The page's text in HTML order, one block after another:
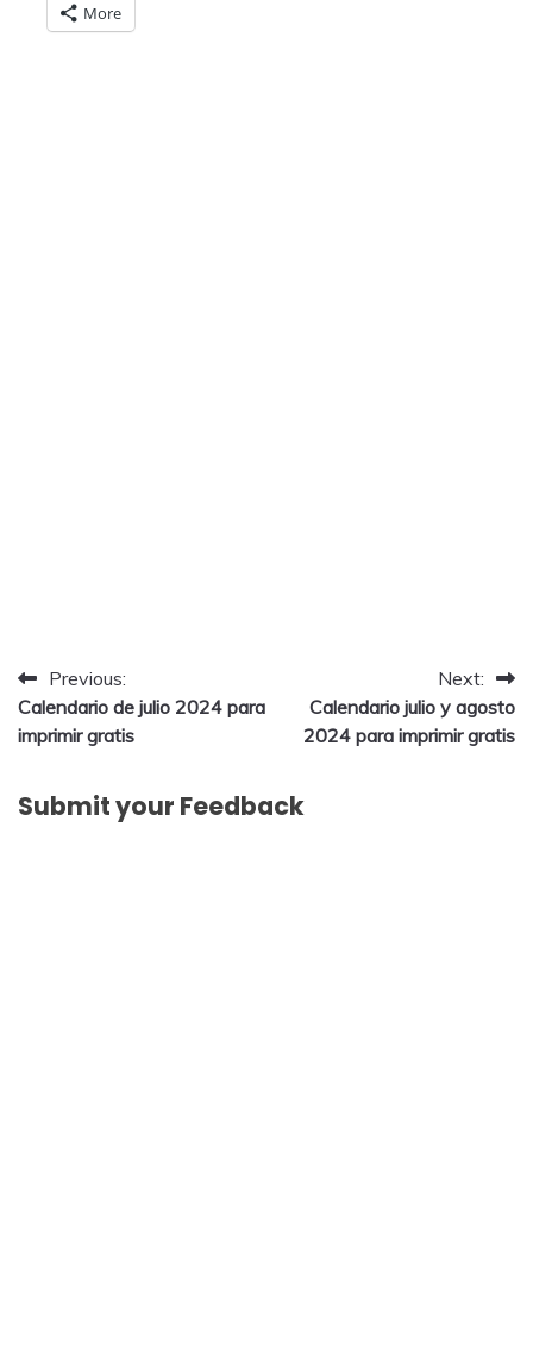
More
Post
navigation
Previous:
Calendario de julio 2024 para
imprimir gratis
Next:
Calendario julio y agosto
2024 para imprimir gratis
Submit your Feedback